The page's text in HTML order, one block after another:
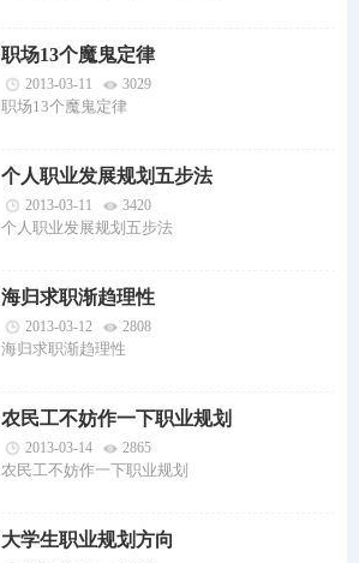
职场13个魔鬼定律
2013-03-11 3029
职场13个魔鬼定律
个人职业发展规划五步法
2013-03-11 3420
个人职业发展规划五步法
海归求职渐趋理性
2013-03-12 2808
海归求职渐趋理性
农民工不妨作一下职业规划
2013-03-14 2865
农民工不妨作一下职业规划
大学生职业规划方向